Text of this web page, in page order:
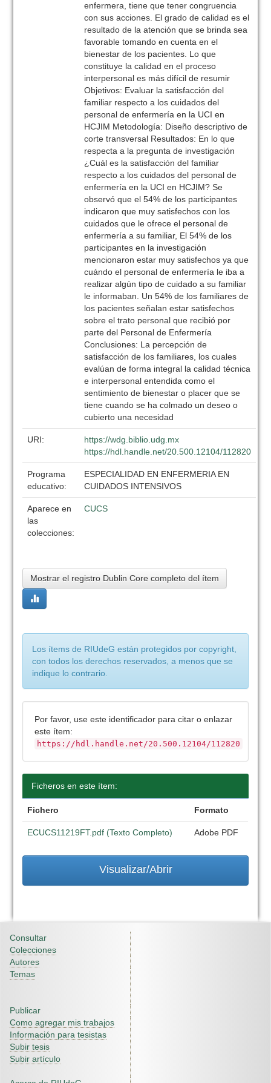
enfermera, tiene que tener congruencia
con sus acciones. El grado de calidad es el
resultado de la atención que se brinda sea
favorable tomando en cuenta en el
bienestar de los pacientes. Lo que
constituye la calidad en el proceso
interpersonal es más difícil de resumir
Objetivos: Evaluar la satisfacción del
familiar respecto a los cuidados del
personal de enfermería en la UCI en
HCJIM Metodología: Diseño descriptivo de
corte transversal Resultados: En lo que
respecta a la pregunta de investigación
¿Cuál es la satisfacción del familiar
respecto a los cuidados del personal de
enfermería en la UCI en HCJIM? Se
observó que el 54% de los participantes
indicaron que muy satisfechos con los
cuidados que le ofrece el personal de
enfermería a su familiar, El 54% de los
participantes en la investigación
mencionaron estar muy satisfechos ya que
cuándo el personal de enfermería le iba a
realizar algún tipo de cuidado a su familiar
le informaban. Un 54% de los familiares de
los pacientes señalan estar satisfechos
sobre el trato personal que recibió por
parte del Personal de Enfermería
Conclusiones: La percepción de
satisfacción de los familiares, los cuales
evalúan de forma integral la calidad técnica
e interpersonal entendida como el
sentimiento de bienestar o placer que se
tiene cuando se ha colmado un deseo o
cubierto una necesidad
URI:
https://wdg.biblio.udg.mx
https://hdl.handle.net/20.500.12104/112820
Programa
educativo:
ESPECIALIDAD EN ENFERMERIA EN
CUIDADOS INTENSIVOS
Aparece en
las
colecciones:
CUCS
Mostrar el registro Dublin Core completo del ítem
Los ítems de RIUdeG están protegidos por copyright,
con todos los derechos reservados, a menos que se
indique lo contrario.
Por favor, use este identificador para citar o enlazar
este ítem:
https://hdl.handle.net/20.500.12104/112820
Ficheros en este ítem:
Fichero Formato
ECUCS11219FT.pdf (Texto Completo) Adobe PDF
Visualizar/Abrir
Consultar
Colecciones
Autores
Temas
Publicar
Como agregar mis trabajos
Información para tesistas
Subir tesis
Subir artículo